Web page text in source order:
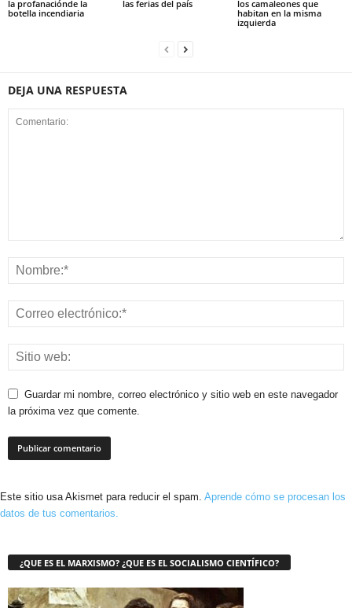
la profanaciónde la
botella incendiaria
las ferias del país
los camaleones que
habitan en la misma
izquierda
DEJA UNA RESPUESTA
Guardar mi nombre, correo electrónico y sitio web en este navegador
la próxima vez que comente.
Este sitio usa Akismet para reducir el spam. Aprende cómo se procesan los
datos de tus comentarios.
¿QUE ES EL MARXISMO? ¿QUE ES EL SOCIALISMO CIENTÍFICO?